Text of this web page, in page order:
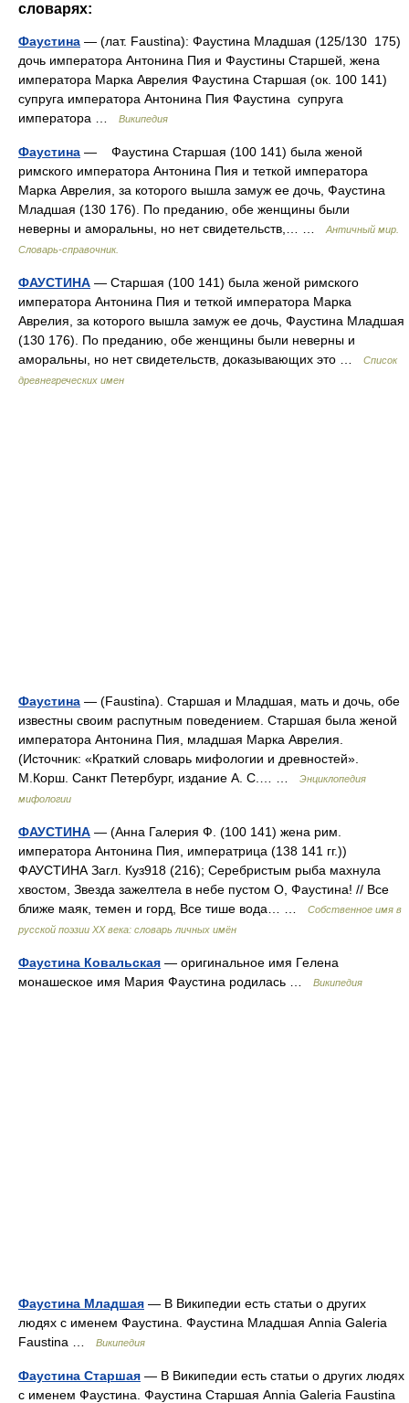
словарях:
Фаустина — (лат. Faustina): Фаустина Младшая (125/130 175)
дочь императора Антонина Пия и Фаустины Старшей, жена
императора Марка Аврелия Фаустина Старшая (ок. 100 141)
супруга императора Антонина Пия Фаустина супруга
императора …
Википедия
Фаустина — Фаустина Старшая (100 141) была женой
римского императора Антонина Пия и теткой императора
Марка Аврелия, за которого вышла замуж ее дочь, Фаустина
Младшая (130 176). По преданию, обе женщины были
неверны и аморальны, но нет свидетельств,… …
Античный мир.
Словарь-справочник.
ФАУСТИНА — Старшая (100 141) была женой римского
императора Антонина Пия и теткой императора Марка
Аврелия, за которого вышла замуж ее дочь, Фаустина Младшая
(130 176). По преданию, обе женщины были неверны и
аморальны, но нет свидетельств, доказывающих это …
Список
древнегреческих имен
Фаустина — (Faustina). Старшая и Младшая, мать и дочь, обе
известны своим распутным поведением. Старшая была женой
императора Антонина Пия, младшая Марка Аврелия.
(Источник: «Краткий словарь мифологии и древностей».
М.Корш. Санкт Петербург, издание А. С.… …
Энциклопедия
мифологии
ФАУСТИНА — (Анна Галерия Ф. (100 141) жена рим.
императора Антонина Пия, императрица (138 141 гг.))
ФАУСТИНА Загл. Куз918 (216); Серебристым рыба махнула
хвостом, Звезда зажелтела в небе пустом О, Фаустина! // Все
ближе маяк, темен и горд, Все тише вода… …
Собственное имя в
русской поэзии XX века: словарь личных имён
Фаустина Ковальская — оригинальное имя Гелена
монашеское имя Мария Фаустина родилась …
Википедия
Фаустина Младшая — В Википедии есть статьи о других
людях с именем Фаустина. Фаустина Младшая Annia Galeria
Faustina …
Википедия
Фаустина Старшая — В Википедии есть статьи о других людях
с именем Фаустина. Фаустина Старшая Annia Galeria Faustina